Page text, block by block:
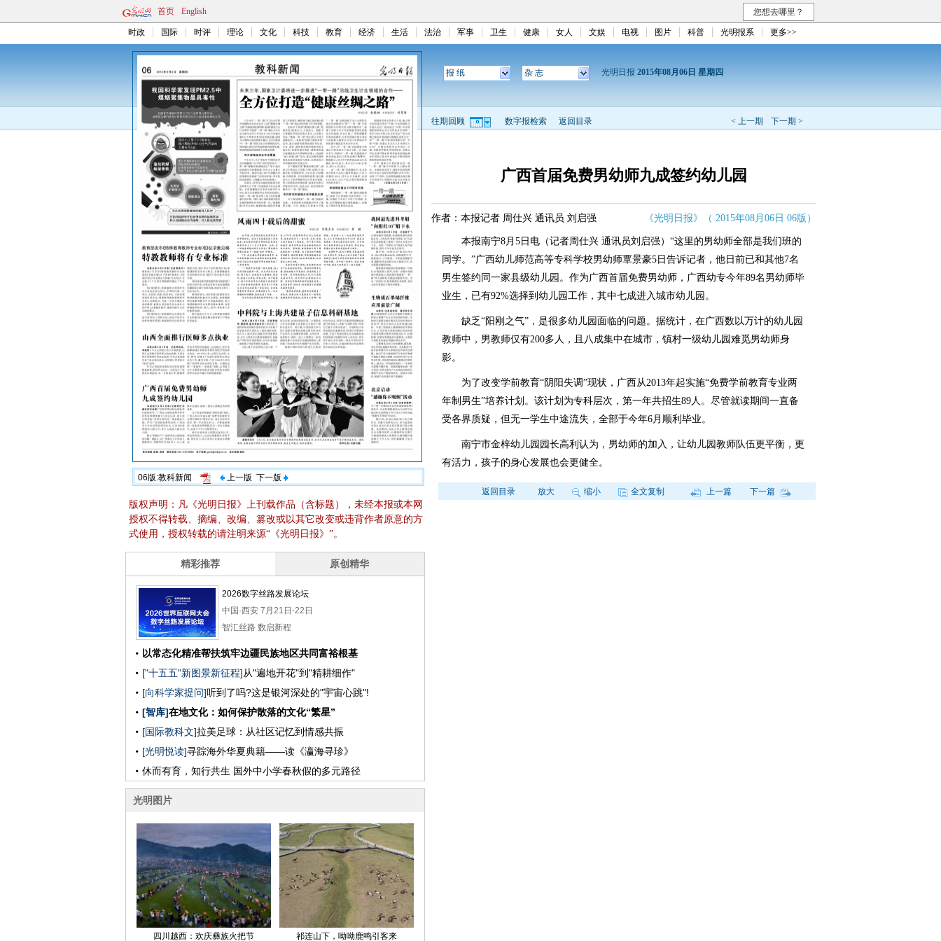
首页 English 您想去哪里？
时政 国际 时评 理论 文化 科技 教育 经济 生活 法治 军事 卫生 健康 女人 文娱 电视 图片 科普 光明报系 更多>>
06版:教科新闻 上一版 下一版
版权声明：凡《光明日报》上刊载作品（含标题），未经本报或本网
授权不得转载、摘编、改编、篡改或以其它改变或违背作者原意的方
式使用，授权转载的请注明来源“《光明日报》”。
报 纸 杂 志 光明日报 2015年08月06日 星期四
< 上一期 下一期 >
往期回顾 数字报检索 返回目录
广西首届免费男幼师九成签约幼儿园
作者：本报记者 周仕兴 通讯员 刘启强 《光明日报》（ 2015年08月06日 06版）
本报南宁8月5日电（记者周仕兴 通讯员刘启强）“这里的男幼师全部是我们班的
同学。”广西幼儿师范高等专科学校男幼师覃景豪5日告诉记者，他日前已和其他7名
男生签约同一家县级幼儿园。作为广西首届免费男幼师，广西幼专今年89名男幼师毕
业生，已有92%选择到幼儿园工作，其中七成进入城市幼儿园。
缺乏“阳刚之气”，是很多幼儿园面临的问题。据统计，在广西数以万计的幼儿园
教师中，男教师仅有200多人，且八成集中在城市，镇村一级幼儿园难觅男幼师身
影。
为了改变学前教育“阴阳失调”现状，广西从2013年起实施“免费学前教育专业两
年制男生”培养计划。该计划为专科层次，第一年共招生89人。尽管就读期间一直备
受各界质疑，但无一学生中途流失，全部于今年6月顺利毕业。
南宁市金梓幼儿园园长高利认为，男幼师的加入，让幼儿园教师队伍更平衡，更
有活力，孩子的身心发展也会更健全。
返回目录 放大 缩小 全文复制 上一篇 下一篇